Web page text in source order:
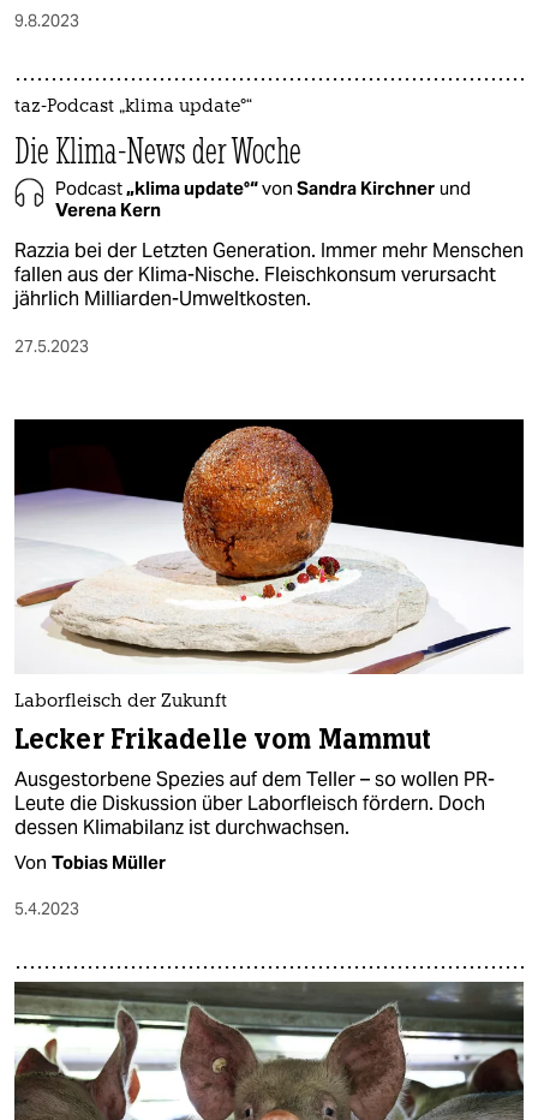
9.8.2023
taz-Podcast „klima update°“
Die Klima-News der Woche
Podcast„klima update°“von Sandra Kirchner und
Verena Kern
Razzia bei der Letzten Generation. Immer mehr Menschen
fallen aus der Klima-Nische. Fleischkonsum verursacht
jährlich Milliarden-Umweltkosten.
27.5.2023
Laborfleisch der Zukunft
Lecker Frikadelle vom Mammut
Ausgestorbene Spezies auf dem Teller – so wollen PR-
Leute die Diskussion über Laborfleisch fördern. Doch
dessen Klimabilanz ist durchwachsen.
Von Tobias Müller
5.4.2023